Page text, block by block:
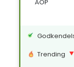
ÅOP
Trending